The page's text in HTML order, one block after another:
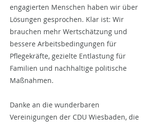
engagierten Menschen haben wir über
Lösungen gesprochen. Klar ist: Wir
brauchen mehr Wertschätzung und
bessere Arbeitsbedingungen für
Pflegekräfte, gezielte Entlastung für
Familien und nachhaltige politische
Maßnahmen.
Danke an die wunderbaren
Vereinigungen der CDU Wiesbaden, die